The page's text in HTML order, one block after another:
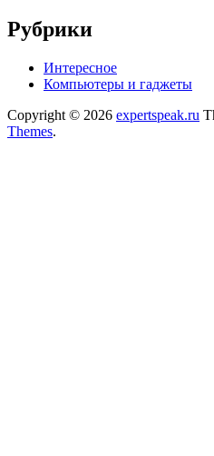
Рубрики
Интересное
Компьютеры и гаджеты
Copyright © 2026 expertspeak.ru
Themes.